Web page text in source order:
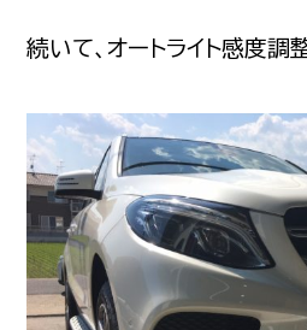
続いて、オートライト感度